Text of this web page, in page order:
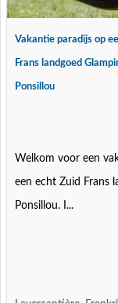
Vakantie paradijs op
Frans landgoed
Ponsillou
Welkom voor een
een echt Zuid Frans
Ponsillou. I...